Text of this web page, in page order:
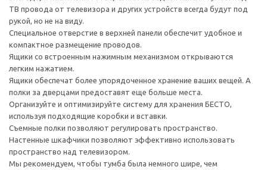
ТВ провода от телевизора и других устройств всегда будут под
рукой, но не на виду.
Специальное отверстие в верхней панели обеспечит удобное и
компактное размещение проводов.
Ящики со встроенным нажимным механизмом открываются
легким нажатием.
Ящики обеспечат более упорядоченное хранение ваших вещей. А
полки за дверцами предоставят еще больше места.
Организуйте и оптимизируйте систему для хранения БЕСТО,
используя подходящие коробки и вставки.
Съемные полки позволяют регулировать пространство.
Настенные шкафчики позволяют эффективно использовать
пространство над телевизором.
Мы рекомендуем, чтобы тумба была немного шире, чем